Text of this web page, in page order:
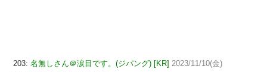
203: 名無しさん＠涙目です。(ジパング) [KR] 2023/11/10(金)